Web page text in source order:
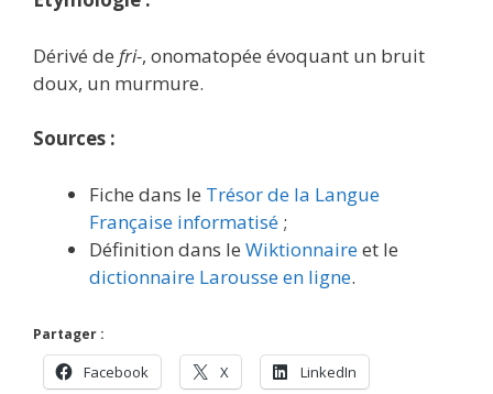
Dérivé de fri-, onomatopée évoquant un bruit
doux, un murmure.
Sources :
Fiche dans le Trésor de la Langue
Française informatisé ;
Définition dans le Wiktionnaireet le
dictionnaire Larousse en ligne.
Partager :
Facebook X LinkedIn